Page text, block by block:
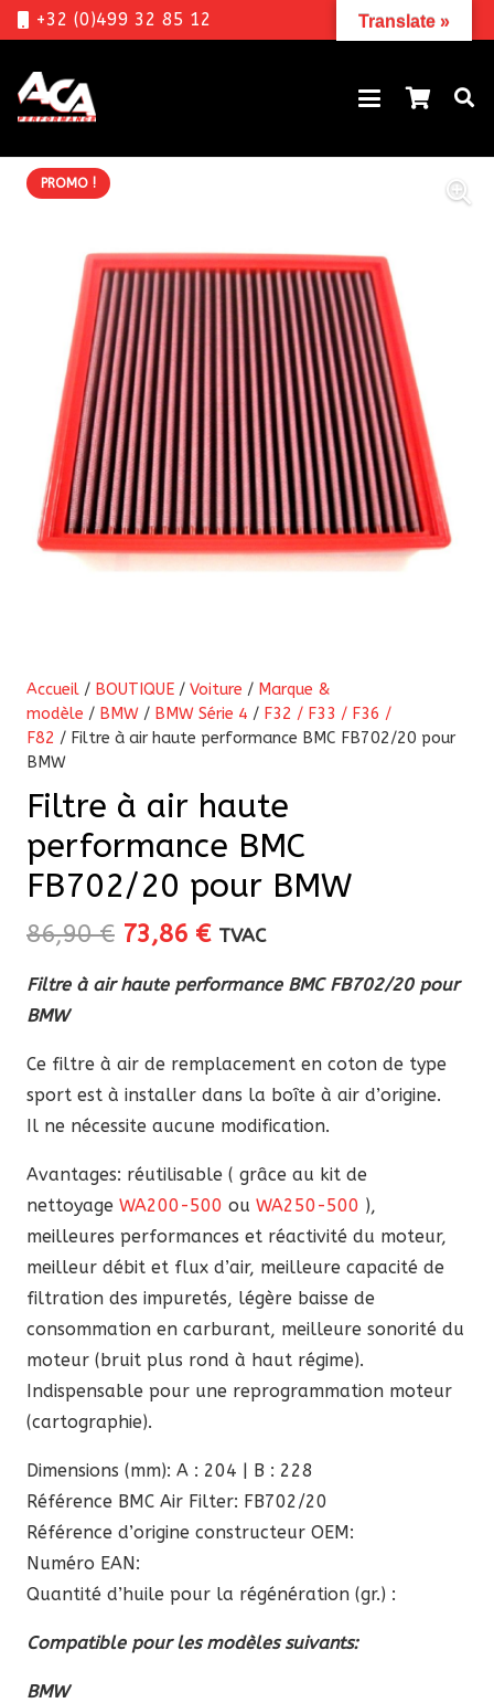
+32 (0)499 32 85 12
PROMO !
Accueil / BOUTIQUE / Voiture / Marque &
modèle / BMW / BMW Série 4 / F32 / F33 / F36 /
F82 / Filtre à air haute performance BMC FB702/20 pour
BMW
Filtre à air haute
performance BMC
FB702/20 pour BMW
86,90€ Le
initial
86,90 €.
73,86 €Le
actuel
73,86 €.
TVAC
Filtre à air haute performance BMC FB702/20 pour
BMW
Ce filtre à air de remplacement en coton de type
sport est à installer dans la boîte à air d’origine.
Il ne nécessite aucune modification.
Avantages: réutilisable ( grâce au kit de
nettoyage WA200-500 ou WA250-500 ),
meilleures performances et réactivité du moteur,
meilleur débit et flux d’air, meilleure capacité de
filtration des impuretés, légère baisse de
consommation en carburant, meilleure sonorité du
moteur (bruit plus rond à haut régime).
Indispensable pour une reprogrammation moteur
(cartographie).
Dimensions (mm): A : 204 | B : 228
Référence BMC Air Filter: FB702/20
Référence d’origine constructeur OEM:
Numéro EAN:
Quantité d’huile pour la régénération (gr.) :
Compatible pour les modèles suivants:
BMW
Translate »